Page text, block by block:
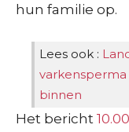
hun familie op.
Lees ook :
varkensperma
binnen
Het bericht